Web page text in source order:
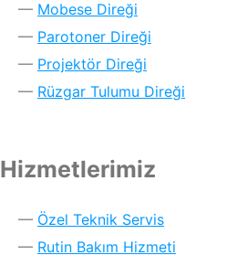
Mobese Direği
Parotoner Direği
Projektör Direği
Rüzgar Tulumu Direği
Hizmetlerimiz
Özel Teknik Servis
Rutin Bakım Hizmeti